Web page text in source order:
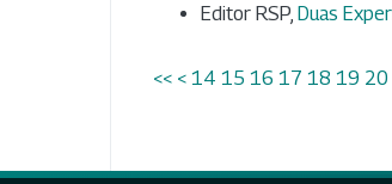
Editor RSP, Duas
<< < 14 15 16 17 18 19 20